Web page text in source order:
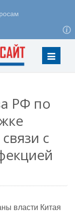
Меню
РФ по
с
власти Китая